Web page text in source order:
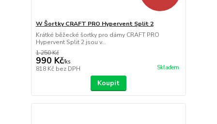
W Šortky CRAFT PRO Hypervent Split 2
Krátké běžecké šortky pro dámy CRAFT PRO
Hypervent Split 2 jsou v...
1 250 Kč
990 Kč/ks
818 Kč bez DPH Skladem
Koupit